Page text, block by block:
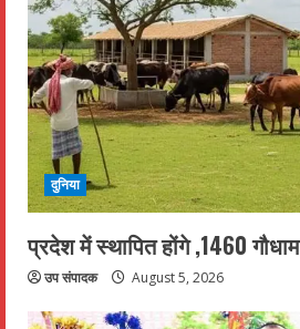
दुनिया
प्रदेश में स्थापित होंगे ,1460 गौधाम
उप संपादक August 5, 2026